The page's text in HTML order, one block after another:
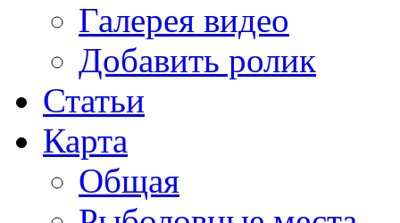
Галерея видео
Добавить ролик
Статьи
Карта
Общая